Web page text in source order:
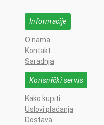
Informacije
O nama
Kontakt
Saradnja
Korisnički servis
Kako kupiti
Uslovi plaćanja
Dostava